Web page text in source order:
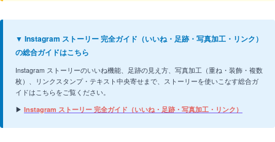
▼ Instagram ストーリー 完全ガイド（いいね・足跡・写真加工・リンク）
の総合ガイドはこちら
Instagram ストーリーのいいね機能、足跡の見え方、写真加工（重ね・装飾・複数
枚）、リンクスタンプ・テキスト中央寄せまで、ストーリーを使いこなす総合ガ
イドはこちらをご覧ください。
▶ Instagram ストーリー 完全ガイド（いいね・足跡・写真加工・リンク）